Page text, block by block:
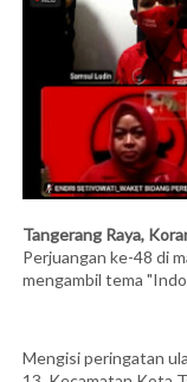
Tangerang Raya,
Perjuangan ke-48 di
mengambil tema
Mengisi peringatan